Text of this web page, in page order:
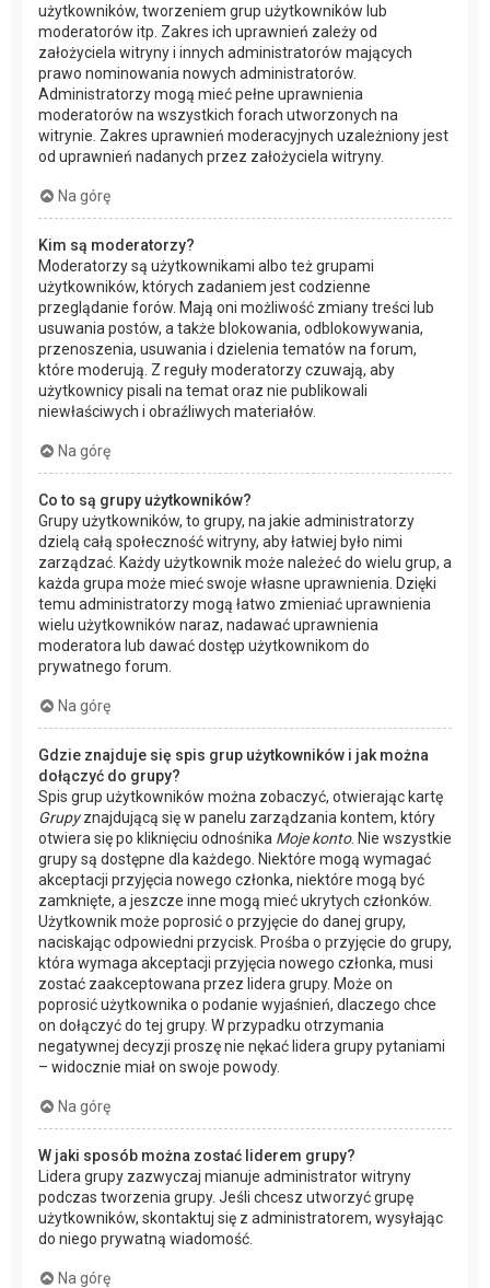
użytkowników, tworzeniem grup użytkowników lub
moderatorów itp. Zakres ich uprawnień zależy od
założyciela witryny i innych administratorów mających
prawo nominowania nowych administratorów.
Administratorzy mogą mieć pełne uprawnienia
moderatorów na wszystkich forach utworzonych na
witrynie. Zakres uprawnień moderacyjnych uzależniony jest
od uprawnień nadanych przez założyciela witryny.
Na górę
Kim są moderatorzy?
Moderatorzy są użytkownikami albo też grupami
użytkowników, których zadaniem jest codzienne
przeglądanie forów. Mają oni możliwość zmiany treści lub
usuwania postów, a także blokowania, odblokowywania,
przenoszenia, usuwania i dzielenia tematów na forum,
które moderują. Z reguły moderatorzy czuwają, aby
użytkownicy pisali na temat oraz nie publikowali
niewłaściwych i obraźliwych materiałów.
Na górę
Co to są grupy użytkowników?
Grupy użytkowników, to grupy, na jakie administratorzy
dzielą całą społeczność witryny, aby łatwiej było nimi
zarządzać. Każdy użytkownik może należeć do wielu grup, a
każda grupa może mieć swoje własne uprawnienia. Dzięki
temu administratorzy mogą łatwo zmieniać uprawnienia
wielu użytkowników naraz, nadawać uprawnienia
moderatora lub dawać dostęp użytkownikom do
prywatnego forum.
Na górę
Gdzie znajduje się spis grup użytkowników i jak można
dołączyć do grupy?
Spis grup użytkowników można zobaczyć, otwierając kartę
Grupyznajdującą się w panelu zarządzania kontem, który
otwiera się po kliknięciu odnośnika Moje konto. Nie wszystkie
grupy są dostępne dla każdego. Niektóre mogą wymagać
akceptacji przyjęcia nowego członka, niektóre mogą być
zamknięte, a jeszcze inne mogą mieć ukrytych członków.
Użytkownik może poprosić o przyjęcie do danej grupy,
naciskając odpowiedni przycisk. Prośba o przyjęcie do grupy,
która wymaga akceptacji przyjęcia nowego członka, musi
zostać zaakceptowana przez lidera grupy. Może on
poprosić użytkownika o podanie wyjaśnień, dlaczego chce
on dołączyć do tej grupy. W przypadku otrzymania
negatywnej decyzji proszę nie nękać lidera grupy pytaniami
– widocznie miał on swoje powody.
Na górę
W jaki sposób można zostać liderem grupy?
Lidera grupy zazwyczaj mianuje administrator witryny
podczas tworzenia grupy. Jeśli chcesz utworzyć grupę
użytkowników, skontaktuj się z administratorem, wysyłając
do niego prywatną wiadomość.
Na górę